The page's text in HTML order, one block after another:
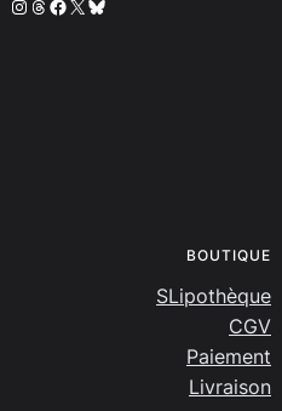
Instagram
Threads
Facebook
X Bluesky
BOUTIQUE
SLipothèque
CGV
Paiement
Livraison